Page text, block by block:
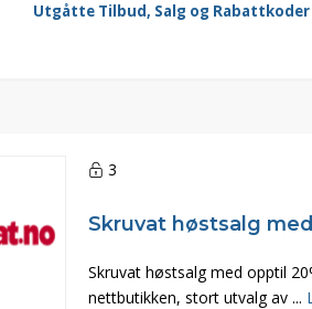
Utgåtte Tilbud, Salg og Rabattkoder
3
Skruvat høstsalg med opptil
nettbutikken, stort utvalg av ...